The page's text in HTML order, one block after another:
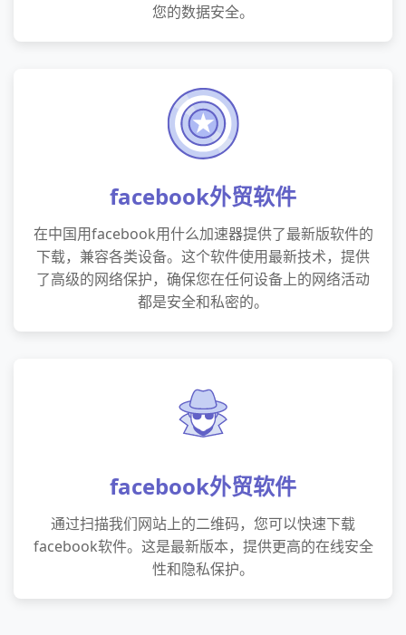
您的数据安全。
facebook外贸软件
在中国用facebook用什么加速器提供了最新版软件的
下载，兼容各类设备。这个软件使用最新技术，提供
了高级的网络保护，确保您在任何设备上的网络活动
都是安全和私密的。
facebook外贸软件
通过扫描我们网站上的二维码，您可以快速下载
facebook软件。这是最新版本，提供更高的在线安全
性和隐私保护。